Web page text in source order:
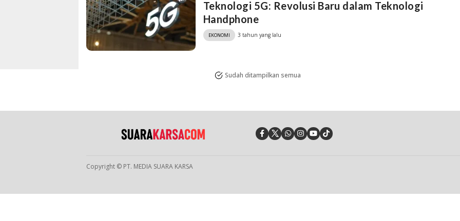
Teknologi 5G: Revolusi Baru dalam Teknologi
Handphone
EKONOMI 3 tahun yang lalu
Sudah ditampilkan semua
Copyright © PT. MEDIA SUARA KARSA